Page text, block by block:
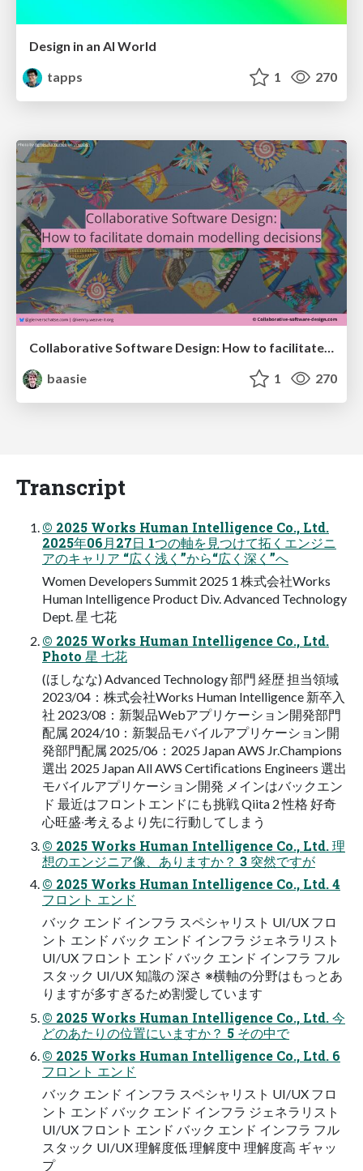
Design in an AI World
tapps
1 270
Collaborative Software Design: How to facilitate domain modelling decisions
baasie
1 270
Transcript
© 2025 Works Human Intelligence Co., Ltd.
2025年06⽉27⽇ 1つの軸を⾒つけて拓くエンジニ
アのキャリア “広く浅く”から“広く深く”へ
Women Developers Summit 2025 1 株式会社Works
Human Intelligence Product Div. Advanced Technology
Dept. 星 七花
© 2025 Works Human Intelligence Co., Ltd.
Photo 星 七花
(ほしなな) Advanced Technology 部⾨ 経歴 担当領域
2023/04：株式会社Works Human Intelligence 新卒⼊
社 2023/08：新製品Webアプリケーション開発部⾨
配属 2024/10：新製品モバイルアプリケーション開
発部⾨配属 2025/06：2025 Japan AWS Jr.Champions
選出 2025 Japan All AWS Certiﬁcations Engineers 選出
モバイルアプリケーション開発 メインはバックエン
ド 最近はフロントエンドにも挑戦 Qiita 2 性格 好奇
⼼旺盛‧考えるより先に⾏動してしまう
© 2025 Works Human Intelligence Co., Ltd. 理
想のエンジニア像、ありますか？ 3 突然ですが
© 2025 Works Human Intelligence Co., Ltd. 4
フロント エンド
バック エンド インフラ スペシャリスト UI/UX フロ
ント エンド バック エンド インフラ ジェネラリスト
UI/UX フロント エンド バック エンド インフラ フル
スタック UI/UX 知識の 深さ ※横軸の分野はもっとあ
りますが多すぎるため割愛しています
© 2025 Works Human Intelligence Co., Ltd. 今
どのあたりの位置にいますか？ 5 その中で
© 2025 Works Human Intelligence Co., Ltd. 6
フロント エンド
バック エンド インフラ スペシャリスト UI/UX フロ
ント エンド バック エンド インフラ ジェネラリスト
UI/UX フロント エンド バック エンド インフラ フル
スタック UI/UX 理解度低 理解度中 理解度⾼ ギャッ
プ